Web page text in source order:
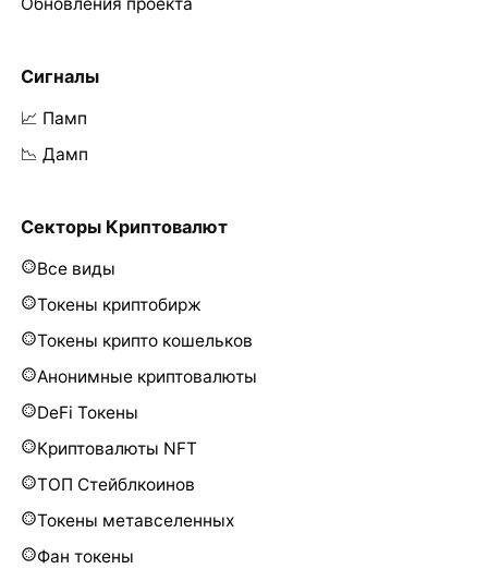
Сигналы
📈 Памп
📉 Дамп
Секторы Криптовалют
Все виды
Токены криптобирж
Токены крипто кошельков
Анонимные криптовалюты
DeFi Токены
Криптовалюты NFT
ТОП Стейблкоинов
Токены метавселенных
Фан токены